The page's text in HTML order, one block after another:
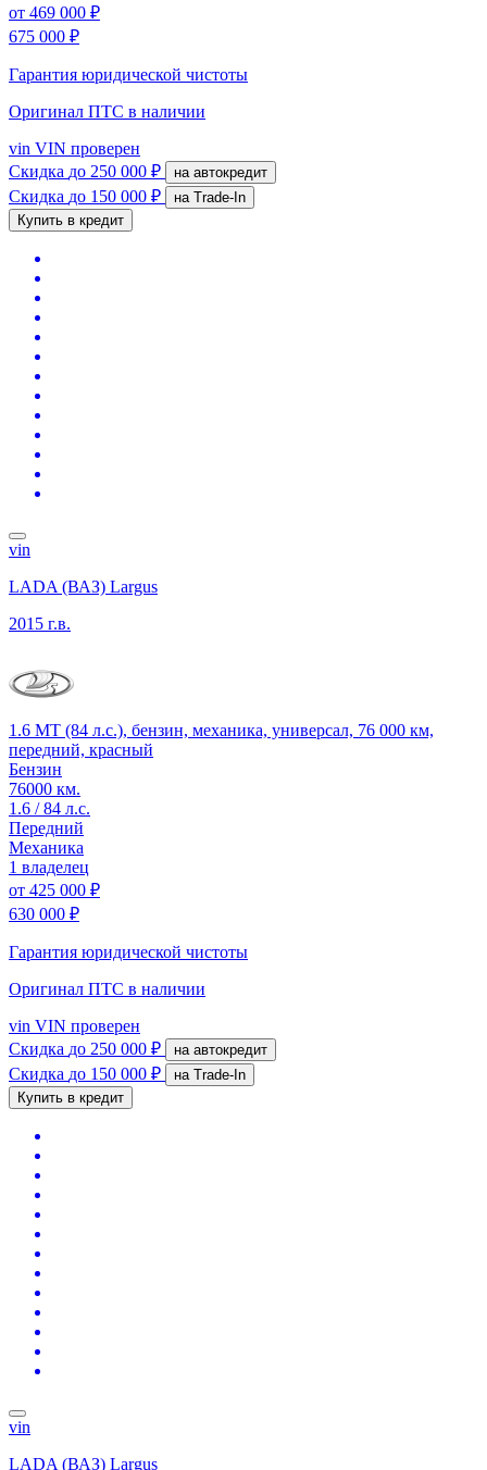
от 469 000 ₽
675 000 ₽
Гарантия юридической чистоты
Оригинал ПТС в наличии
vin VIN проверен
Скидка до 250 000 ₽ на автокредит
Скидка до 150 000 ₽
на Trade-In
Купить в кредит
vin
LADA (ВАЗ) Largus
2015 г.в.
1.6 MT (84 л.с.), бензин, механика, универсал, 76 000 км,
передний, красный
Бензин
76000 км.
1.6 / 84 л.с.
Передний
Механика
1 владелец
от 425 000 ₽
630 000 ₽
Гарантия юридической чистоты
Оригинал ПТС в наличии
vin VIN проверен
Скидка до 250 000 ₽ на автокредит
Скидка до 150 000 ₽
на Trade-In
Купить в кредит
vin
LADA (ВАЗ) Largus